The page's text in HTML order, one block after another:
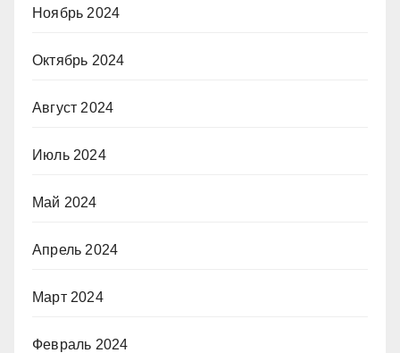
Ноябрь 2024
Октябрь 2024
Август 2024
Июль 2024
Май 2024
Апрель 2024
Март 2024
Февраль 2024